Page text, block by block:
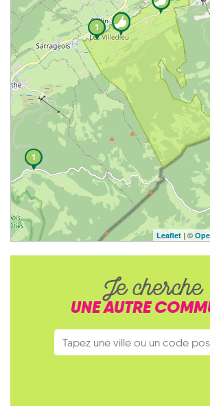
1
1
Leaflet | ©
Je cherche
UNE AUTRE